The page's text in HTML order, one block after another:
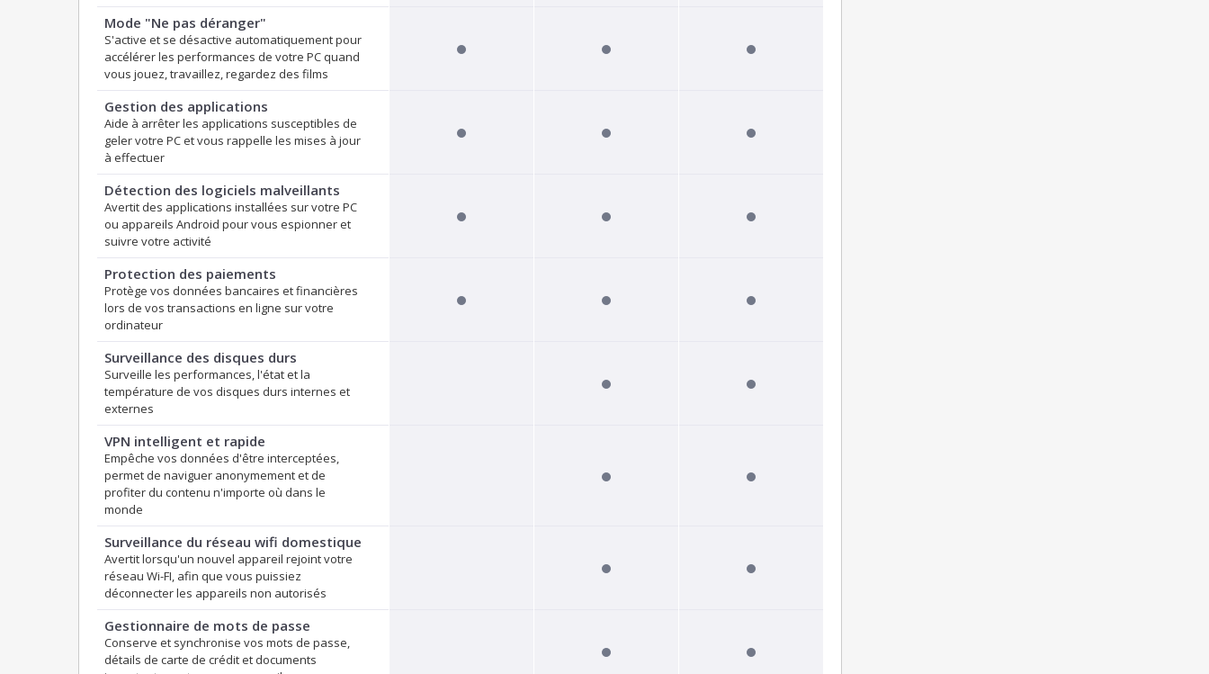
Mode "Ne pas déranger"
S'active et se désactive automatiquement pour
accélérer les performances de votre PC quand
vous jouez, travaillez, regardez des films
Gestion des applications
Aide à arrêter les applications susceptibles de
geler votre PC et vous rappelle les mises à jour
à effectuer
Détection des logiciels malveillants
Avertit des applications installées sur votre PC
ou appareils Android pour vous espionner et
suivre votre activité
Protection des paiements
Protège vos données bancaires et financières
lors de vos transactions en ligne sur votre
ordinateur
Surveillance des disques durs
Surveille les performances, l'état et la
température de vos disques durs internes et
externes
VPN intelligent et rapide
Empêche vos données d'être interceptées,
permet de naviguer anonymement et de
profiter du contenu n'importe où dans le
monde
Surveillance du réseau wifi domestique
Avertit lorsqu'un nouvel appareil rejoint votre
réseau Wi-FI, afin que vous puissiez
déconnecter les appareils non autorisés
Gestionnaire de mots de passe
Conserve et synchronise vos mots de passe,
détails de carte de crédit et documents